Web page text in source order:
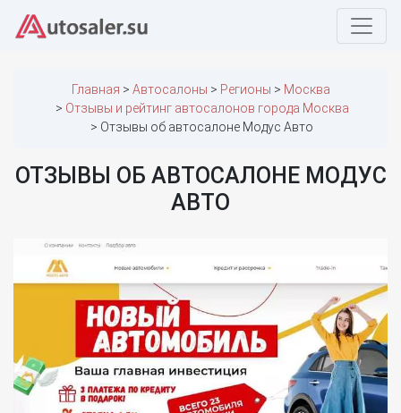
Главная Автосалоны Регионы
Москва
Отзывы и рейтинг автосалонов города Москва
Отзывы об автосалоне Модус Авто
ОТЗЫВЫ ОБ АВТОСАЛОНЕ МОДУС
АВТО